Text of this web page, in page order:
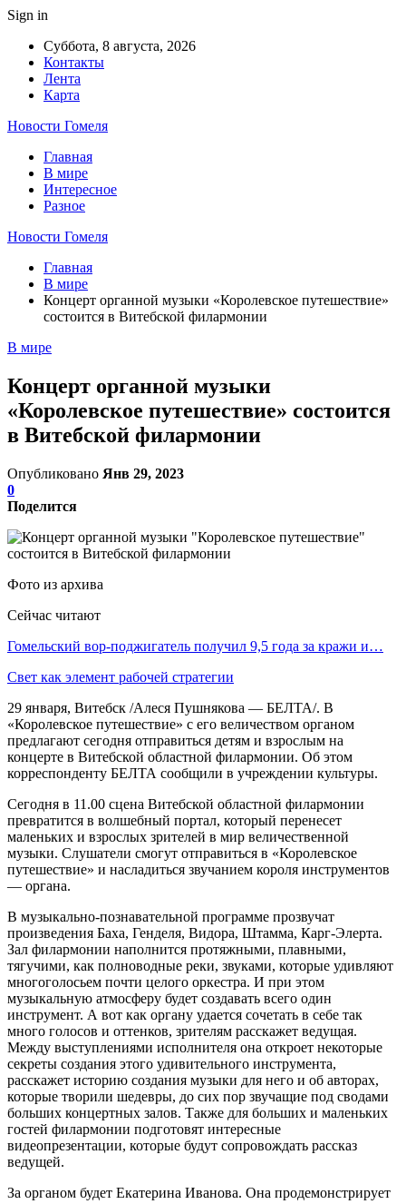
Sign in
Суббота, 8 августа, 2026
Контакты
Лента
Карта
Новости Гомеля
Главная
В мире
Интересное
Разное
Новости Гомеля
Главная
В мире
Концерт органной музыки «Королевское путешествие»
состоится в Витебской филармонии
В мире
Концерт органной музыки
«Королевское путешествие» состоится
в Витебской филармонии
Опубликовано Янв 29, 2023
0
Поделится
Фото из архива
Сейчас читают
Гомельский вор-поджигатель получил 9,5 года за кражи и…
Свет как элемент рабочей стратегии
29 января, Витебск /Алеся Пушнякова — БЕЛТА/. В
«Королевское путешествие» с его величеством органом
предлагают сегодня отправиться детям и взрослым на
концерте в Витебской областной филармонии. Об этом
корреспонденту БЕЛТА сообщили в учреждении культуры.
Сегодня в 11.00 сцена Витебской областной филармонии
превратится в волшебный портал, который перенесет
маленьких и взрослых зрителей в мир величественной
музыки. Слушатели смогут отправиться в «Королевское
путешествие» и насладиться звучанием короля инструментов
— органа.
В музыкально-познавательной программе прозвучат
произведения Баха, Генделя, Видора, Штамма, Карг-Элерта.
Зал филармонии наполнится протяжными, плавными,
тягучими, как полноводные реки, звуками, которые удивляют
многоголосьем почти целого оркестра. И при этом
музыкальную атмосферу будет создавать всего один
инструмент. А вот как органу удается сочетать в себе так
много голосов и оттенков, зрителям расскажет ведущая.
Между выступлениями исполнителя она откроет некоторые
секреты создания этого удивительного инструмента,
расскажет историю создания музыки для него и об авторах,
которые творили шедевры, до сих пор звучащие под сводами
больших концертных залов. Также для больших и маленьких
гостей филармонии подготовят интересные
видеопрезентации, которые будут сопровождать рассказ
ведущей.
За органом будет Екатерина Иванова. Она продемонстрирует